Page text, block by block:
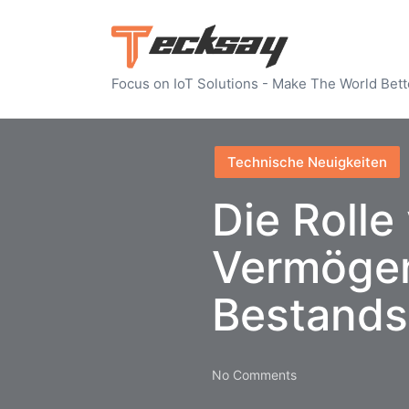
Focus on IoT Solutions - Make The World
Posted
in
Technische Neuigkeiten
Die
No Comments